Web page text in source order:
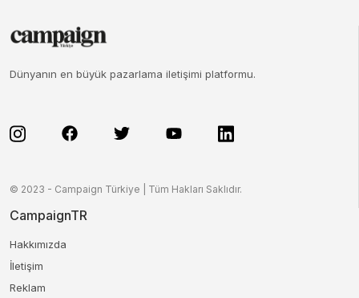
Dünyanın en büyük pazarlama iletişimi platformu.
© 2023 - Campaign Türkiye | Tüm Hakları Saklıdır.
CampaignTR
Hakkımızda
İletişim
Reklam